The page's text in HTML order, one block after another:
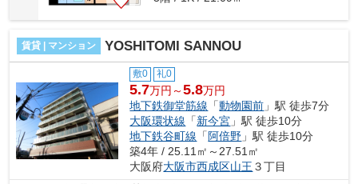
賃貸 | マンション YOSHITOMI SANNOU
敷0 礼0
5.7万円～5.8万円
地下鉄御堂筋線 「動物園前 」駅 徒歩7分
大阪環状線 「新今宮 」駅 徒歩10分
地下鉄谷町線 「 阿倍野 」駅 徒歩10分
築4年 / 25.11㎡～27.51㎡
大阪府大阪市西成区山王 ３丁目